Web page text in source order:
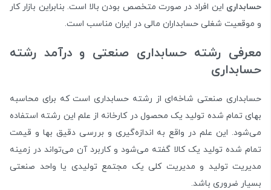
حسابداری این افراد در صورت متخصص بودن بالا است. بنابراین بازار کار
و موقعیت شغلی حسابداران مالی در ایران مناسب است.
معرفی رشته حسابداری صنعتی و درآمد رشته
حسابداری
حسابداری صنعتی شاخه‌ای از رشته حسابداری است که برای محاسبه
بهای تمام شده تولید یک محصول در کارخانه از علم این رشته استفاده
می‌شود. این علم در واقع به اندازه‌گیری و بررسی دقیق بها و قیمت
تمام شده تولید یک کالا گفته می‌شود و کاربرد آن می‌تواند در زمینه
مدیریت تولید و مدیریت کلی یک مجتمع تولیدی یا واحد صنعتی
بسیار ضروری باشد.